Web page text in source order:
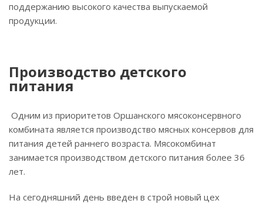
поддержанию высокого качества выпускаемой
продукции.
Производство детского
питания
Одним из приоритетов Оршанского мясоконсервного
комбината является производство мясных консервов для
питания детей раннего возраста. Мясокомбинат
занимается производством детского питания более 36
лет.
На сегодняшний день введен в строй новый цех